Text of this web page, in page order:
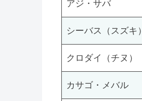
アジ・サバ
シーバス（スズキ）
クロダイ（チヌ）
カサゴ・メバル